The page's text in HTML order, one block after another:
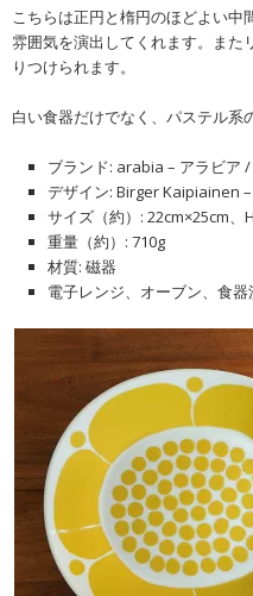
こちらは正円と楕円のほどよい
雰囲気を演出してくれます。また
りつけられます。
白い食器だけでなく、パステル系
ブランド: arabia – アラビア
デザイン: Birger Kaipiainen
サイズ（約）: 22cm×25cm、
重量（約）: 710g
材質: 磁器
電子レンジ、オーブン、食器